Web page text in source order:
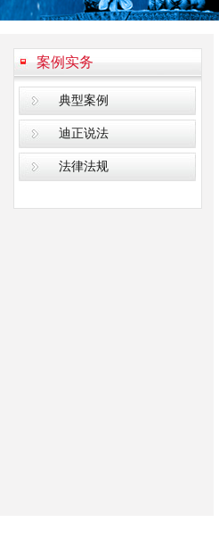
案例实务
典型案例
迪正说法
法律法规